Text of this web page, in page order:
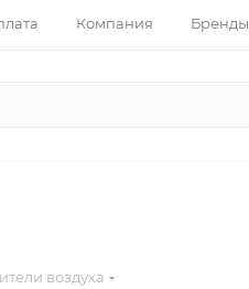
Компания Бренды
воздуха